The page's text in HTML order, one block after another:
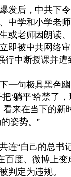
发后，中共下
中学和小学老
或老师因朗读
即被中共网络
行中断授课并遭
一句极具黑色幽
‘躺平’给禁了
看来在当下的新
姿势。”
连“自己的总书
百度、微博上
判定为违规。